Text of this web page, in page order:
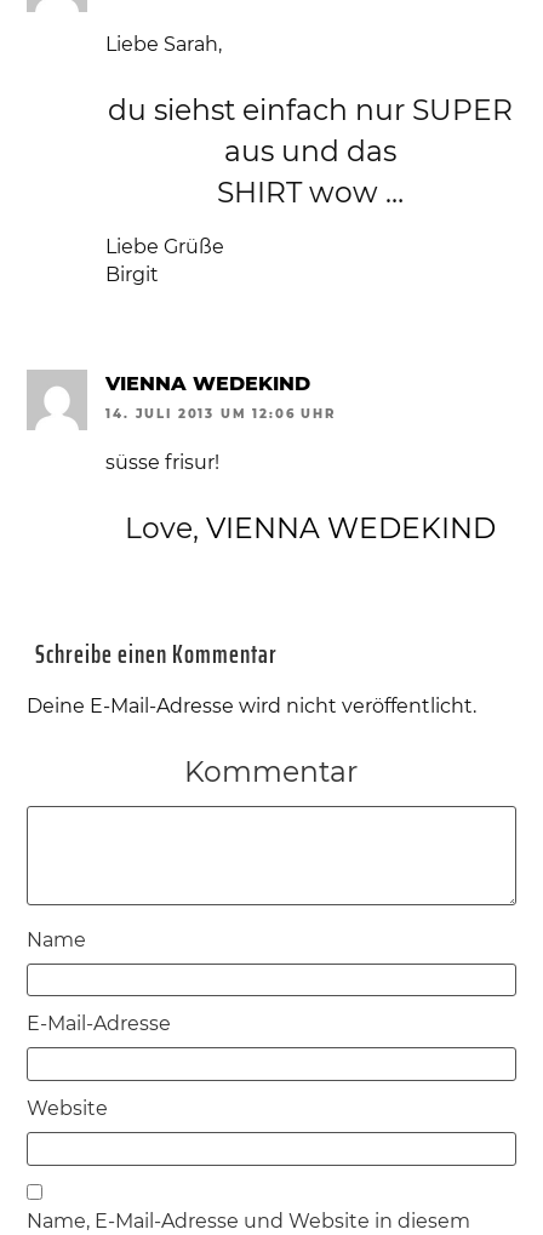
Liebe Sarah,
du siehst einfach nur SUPER
aus und das
SHIRT wow …
Liebe Grüße
Birgit
VIENNA WEDEKIND
14. JULI 2013 UM 12:06 UHR
süsse frisur!
Love,VIENNA WEDEKIND
Schreibe einen Kommentar
Deine E-Mail-Adresse wird nicht veröffentlicht.
Kommentar
Name
E-Mail-Adresse
Website
Name, E-Mail-Adresse und Website in diesem